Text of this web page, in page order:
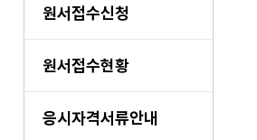
원서접수신청
원서접수현황
응시자격서류안내